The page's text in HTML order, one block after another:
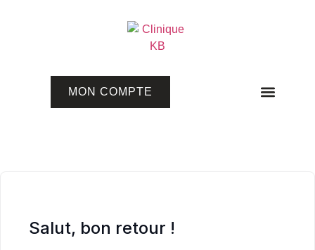
MON COMPTE
Salut, bon retour !